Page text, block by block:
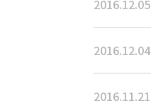
2016.12.05
2016.12.04
2016.11.21